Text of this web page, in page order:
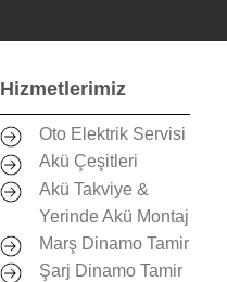
Hizmetlerimiz
Oto Elektrik Servisi
Akü Çeşitleri
Akü Takviye &
Yerinde Akü Montaj
Marş Dinamo Tamir
Şarj Dinamo Tamir